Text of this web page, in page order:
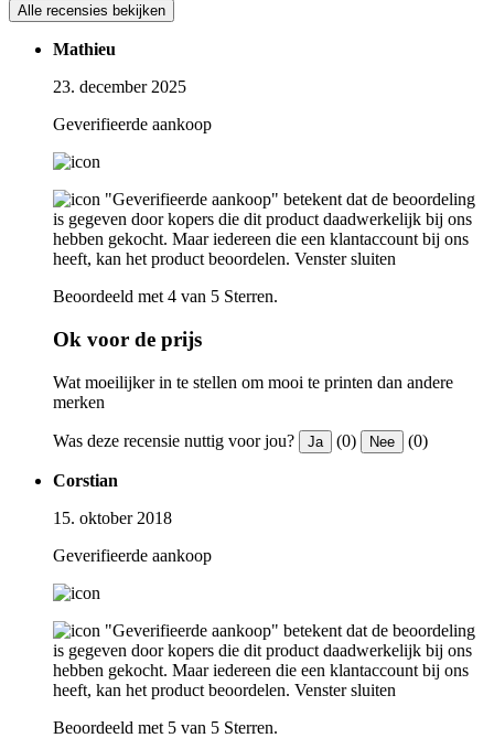
Alle recensies bekijken
Mathieu
23. december 2025
Geverifieerde aankoop
"Geverifieerde aankoop" betekent dat de beoordeling
is gegeven door kopers die dit product daadwerkelijk bij ons
hebben gekocht. Maar iedereen die een klantaccount bij ons
heeft, kan het product beoordelen. Venster sluiten
Beoordeeld met 4 van 5 Sterren.
Ok voor de prijs
Wat moeilijker in te stellen om mooi te printen dan andere
merken
Was deze recensie nuttig voor jou? Ja (0) Nee (0)
Corstian
15. oktober 2018
Geverifieerde aankoop
"Geverifieerde aankoop" betekent dat de beoordeling
is gegeven door kopers die dit product daadwerkelijk bij ons
hebben gekocht. Maar iedereen die een klantaccount bij ons
heeft, kan het product beoordelen. Venster sluiten
Beoordeeld met 5 van 5 Sterren.